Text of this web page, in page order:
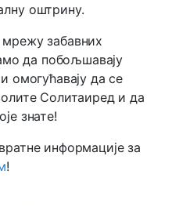
оштрину.
забавних
да побољшавају
омогућавају да се
Солитаиред и да
знате!
информације за
!